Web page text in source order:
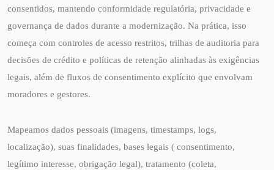
consentidos, mantendo conformidade regulatória, privacidade e
governança de dados durante a modernização. Na prática, isso
começa com controles de acesso restritos, trilhas de auditoria para
decisões de crédito e políticas de retenção alinhadas às exigências
legais, além de fluxos de consentimento explícito que envolvam
moradores e gestores.
Mapeamos dados pessoais (imagens, timestamps, logs,
localização), suas finalidades, bases legais ( consentimento,
legítimo interesse, obrigação legal), tratamento (coleta,